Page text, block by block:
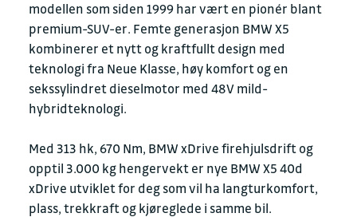
modellen som siden 1999 har vært en pionér blant
premium-SUV-er. Femte generasjon BMW X5
kombinerer et nytt og kraftfullt design med
teknologi fra Neue Klasse, høy komfort og en
sekssylindret dieselmotor med 48V mild-
hybridteknologi.
Med 313 hk, 670 Nm, BMW xDrive firehjulsdrift og
opptil 3.000 kg hengervekt er nye BMW X5 40d
xDrive utviklet for deg som vil ha langturkomfort,
plass, trekkraft og kjøreglede i samme bil.